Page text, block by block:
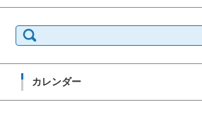
検索:
カレンダー